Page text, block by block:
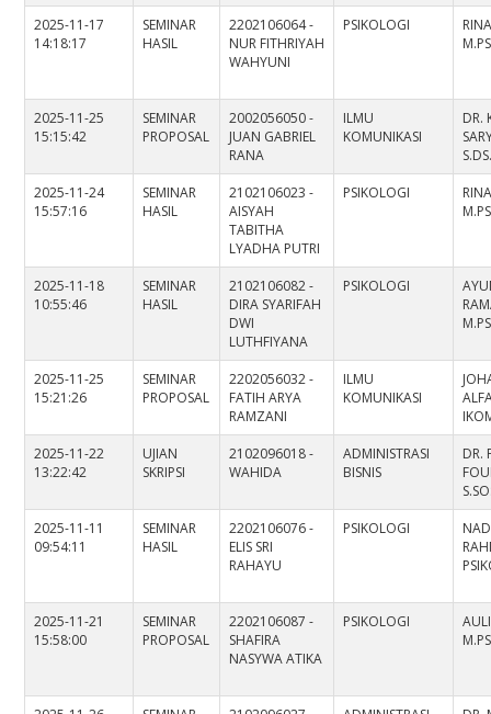
2025-11-17
14:18:17
SEMINAR
HASIL
2202106064 -
NUR FITHRIYAH
WAHYUNI
PSIKOLOGI
2025-11-25
15:15:42
SEMINAR
PROPOSAL
2002056050 -
JUAN GABRIEL
RANA
ILMU
KOMUNIKASI
DR.
2025-11-24
15:57:16
SEMINAR
HASIL
2102106023 -
AISYAH
TABITHA
LYADHA PUTRI
PSIKOLOGI
2025-11-18
10:55:46
SEMINAR
HASIL
2102106082 -
DIRA SYARIFAH
DWI
LUTHFIYANA
PSIKOLOGI
2025-11-25
15:21:26
SEMINAR
PROPOSAL
2202056032 -
FATIH ARYA
RAMZANI
ILMU
KOMUNIKASI
2025-11-22
13:22:42
UJIAN
SKRIPSI
2102096018 -
WAHIDA
ADMINISTRASI
BISNIS
DR.
2025-11-11
09:54:11
SEMINAR
HASIL
2202106076 -
ELIS SRI
RAHAYU
PSIKOLOGI
2025-11-21
15:58:00
SEMINAR
PROPOSAL
2202106087 -
SHAFIRA
NASYWA ATIKA
PSIKOLOGI